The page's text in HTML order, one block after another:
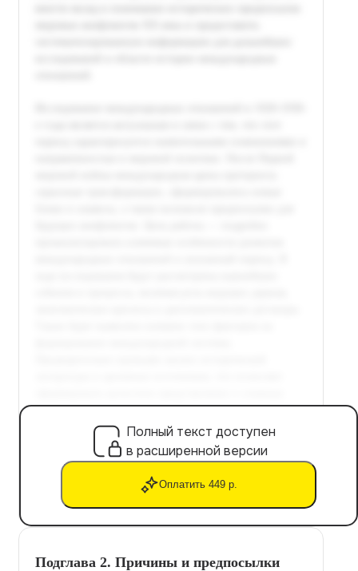
Полный текст доступен
в расширенной версии
Оплатить 449 р.
Подглава 2. Причины и предпосылки